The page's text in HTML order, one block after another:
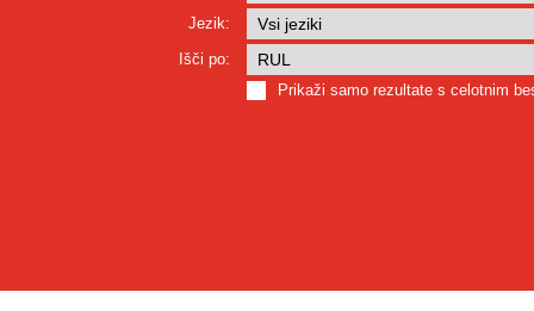
Jezik:
Išči po:
Prikaži samo rezultate s celotnim